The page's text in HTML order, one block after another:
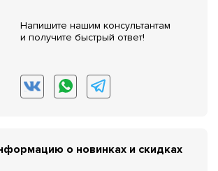
Напишите нашим консультантам
и получите быстрый ответ!
о новинках и скидках